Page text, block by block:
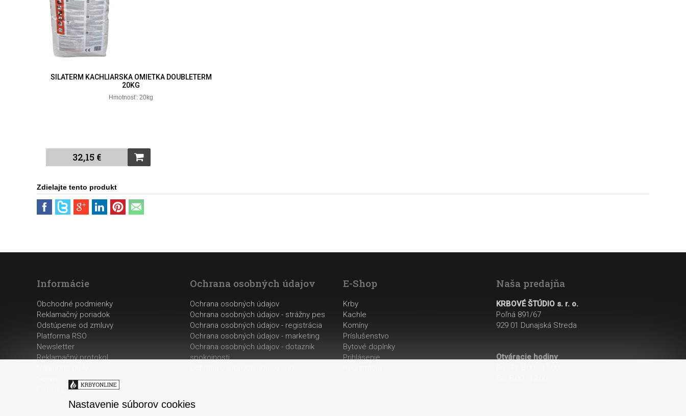
SILATERM KACHLIARSKA OMIETKA DOUBLETERM
20KG
Hmotnosť: 20kg
32,15 €
Zdielajte tento produkt
Informácie
Obchodné podmienky
Reklamačný poriadok
Odstúpenie od zmluvy
Platforma RSO
Newsletter
Reklamačný protokol
Ochrana osobných údajov
Ochrana osobných údajov
Ochrana osobných údajov - strážny pes
Ochrana osobných údajov - registrácia
Ochrana osobných údajov - marketing
Ochrana osobných údajov - dotaznik
spokojnosti
E-Shop
Krby
Kachle
Komíny
Príslušenstvo
Bytové doplnky
Prihlásenie
Naša predajňa
KRBOVÉ ŠTÚDIO s. r. o.
Poľná 891/67
929 01 Dunajská Streda
Otváracie hodiny:
Nastavenie súborov cookies